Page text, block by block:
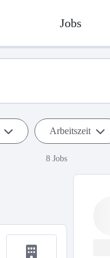
Jobs
Arbeitszeit
8 Jobs